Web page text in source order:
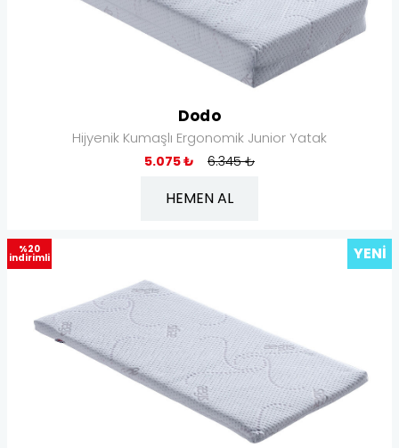
Dodo
Hijyenik Kumaşlı Ergonomik Junior Yatak
5.075 ₺ 6.345 ₺
HEMEN AL
YENI
%20
indirimli